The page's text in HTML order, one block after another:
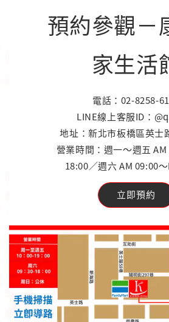
預約參觀－
家生活
電話：02-8258-
LINE線上客服ID：
地址：新北市板橋區英士
營業時間：週一～週五
18:00／週六 AM 09:00
立即預約